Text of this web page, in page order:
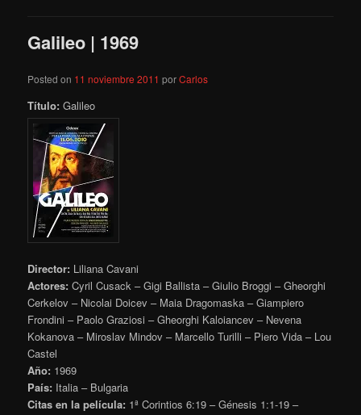
Galileo | 1969
Posted on 11 noviembre 2011 porCarlos
Título: Galileo
Director: Liliana Cavani
Actores: Cyril Cusack – Gigi Ballista – Giulio Broggi – Gheorghi
Cerkelov – Nicolai Doicev – Maia Dragomaska – Giampiero
Frondini – Paolo Graziosi – Gheorghi Kaloiancev – Nevena
Kokanova – Miroslav Mindov – Marcello Turilli – Piero Vida – Lou
Castel
Año: 1969
País: Italia – Bulgaria
Citas en la película: 1ª Corintios 6:19 – Génesis 1:1-19 –